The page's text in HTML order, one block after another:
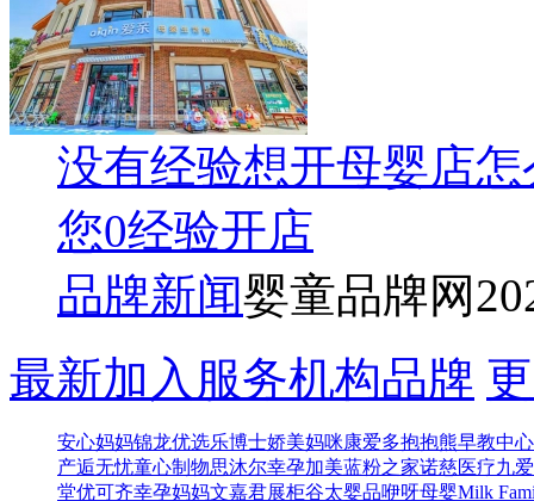
没有经验想开母婴店
您0经验开店
品牌新闻婴童品牌网
最新加入服务机构品牌
安心妈妈锦龙优选乐博士娇美妈咪康爱多抱抱熊早教中心
产逅无忧童心制物思沐尔幸孕加美蓝粉之家诺慈医疗九
堂优可齐幸孕妈妈文嘉君展柜谷太婴品咿呀母婴Milk